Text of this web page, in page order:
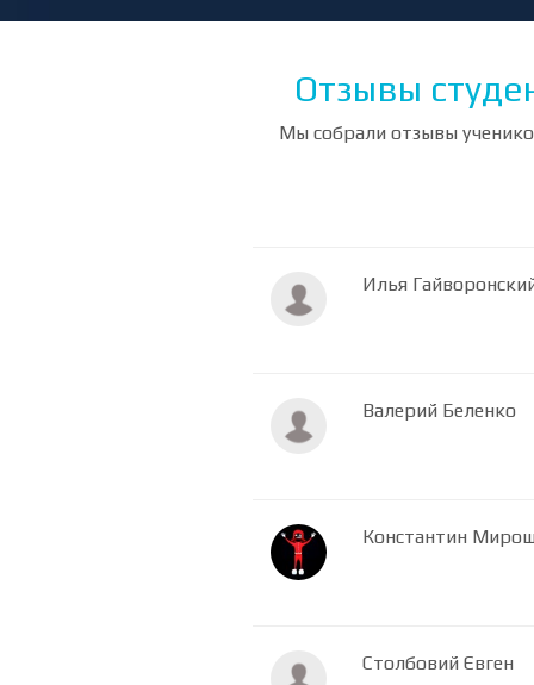
Отзывы
Мы собрали отзывы
Илья
Валерий Беленко
Константин
Столбовий Євген